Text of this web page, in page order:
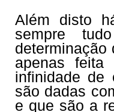
Além disto
sempre
apenas
infinidade de
são dadas
e que são a